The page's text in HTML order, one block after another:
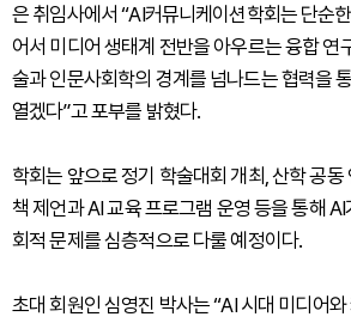
은 취임사에서 “AI커뮤니케이션학회는 단순
어서 미디어 생태계 전반을 아우르는 융합 연
술과 인문사회학의 경계를 넘나드는 협력을
열겠다”고 포부를 밝혔다.
학회는 앞으로 정기 학술대회 개최, 산학 공동
책 제언과 AI 교육 프로그램 운영 등을 통해 AI
회적 문제를 심층적으로 다룰 예정이다.
초대 회원인 심영진 박사는 “AI 시대 미디어